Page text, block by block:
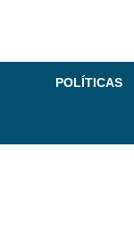
POLÍTICAS